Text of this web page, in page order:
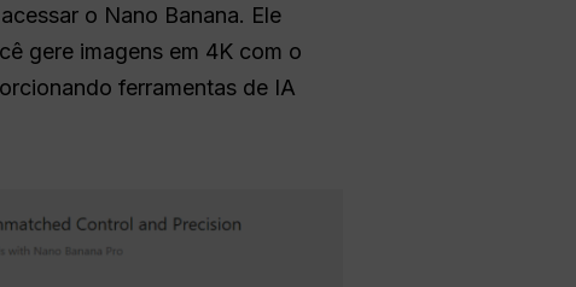
o Nano Banana. Ele
gere imagens em 4K com o
ferramentas de IA